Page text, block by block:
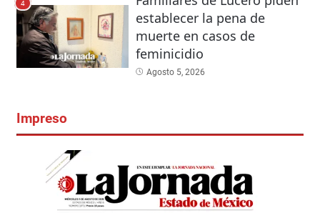
4
establecer la pena de
muerte en casos de
feminicidio
Agosto 5, 2026
Impreso